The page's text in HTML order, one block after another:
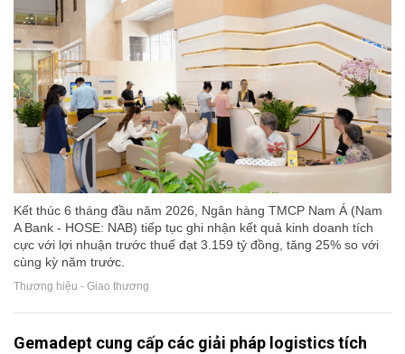
Kết thúc 6 tháng đầu năm 2026, Ngân hàng TMCP Nam Á (Nam
A Bank - HOSE: NAB) tiếp tục ghi nhận kết quả kinh doanh tích
cực với lợi nhuận trước thuế đạt 3.159 tỷ đồng, tăng 25% so với
cùng kỳ năm trước.
Thương hiệu - Giao thương
Gemadept cung cấp các giải pháp logistics tích